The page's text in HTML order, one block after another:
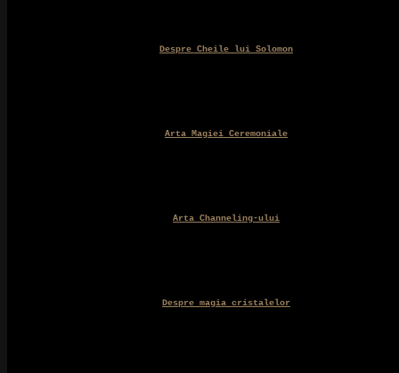
Despre Cheile lui Solomon
Arta Magiei Ceremoniale
Arta Channeling-ului
Despre magia cristalelor